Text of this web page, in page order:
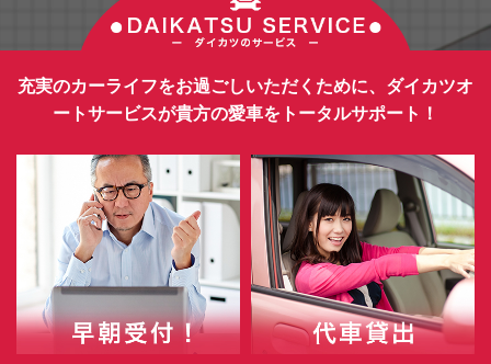
充実のカーライフをお過ごしいただくために、ダイカツオ
ートサービスが貴方の愛車をトータルサポート！